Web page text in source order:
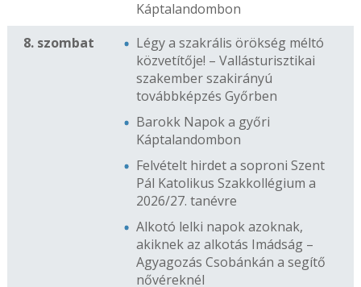
Káptalandombon
8. szombat
Légy a szakrális örökség méltó
közvetítője! – Vallásturisztikai
szakember szakirányú
továbbképzés Győrben
Barokk Napok a győri
Káptalandombon
Felvételt hirdet a soproni Szent
Pál Katolikus Szakkollégium a
2026/27. tanévre
Alkotó lelki napok azoknak,
akiknek az alkotás Imádság –
Agyagozás Csobánkán a segítő
nővéreknél